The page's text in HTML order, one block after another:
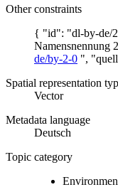
Other constraints
{ "id": "dl-by-de/
Namensnennung
de/by-2-0 ",
Spatial representation
Vector
Metadata language
Deutsch
Topic category